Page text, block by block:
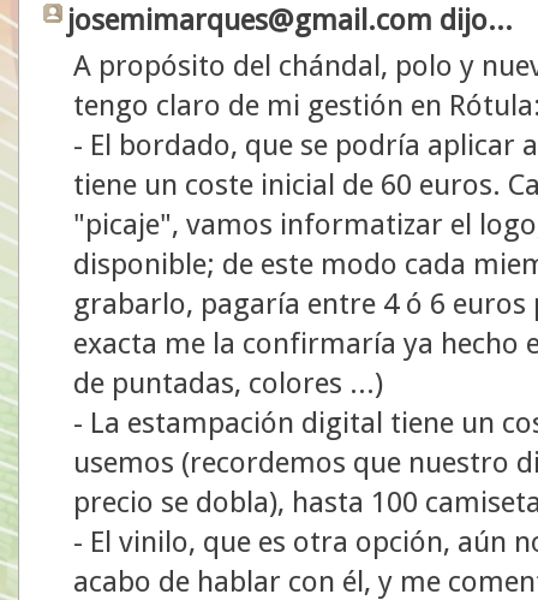
josemimarques@gmail.com dijo...
A propósito del chándal, polo y
tengo claro de mi gestión en
- El bordado, que se podría aplicar
tiene un coste inicial de 60 euros.
"picaje", vamos informatizar el
disponible; de este modo cada
grabarlo, pagaría entre 4 ó 6
exacta me la confirmaría ya hecho
de puntadas, colores ...)
- La estampación digital tiene un
usemos (recordemos que nuestro
precio se dobla), hasta 100
- El vinilo, que es otra opción, aún
acabo de hablar con él, y me